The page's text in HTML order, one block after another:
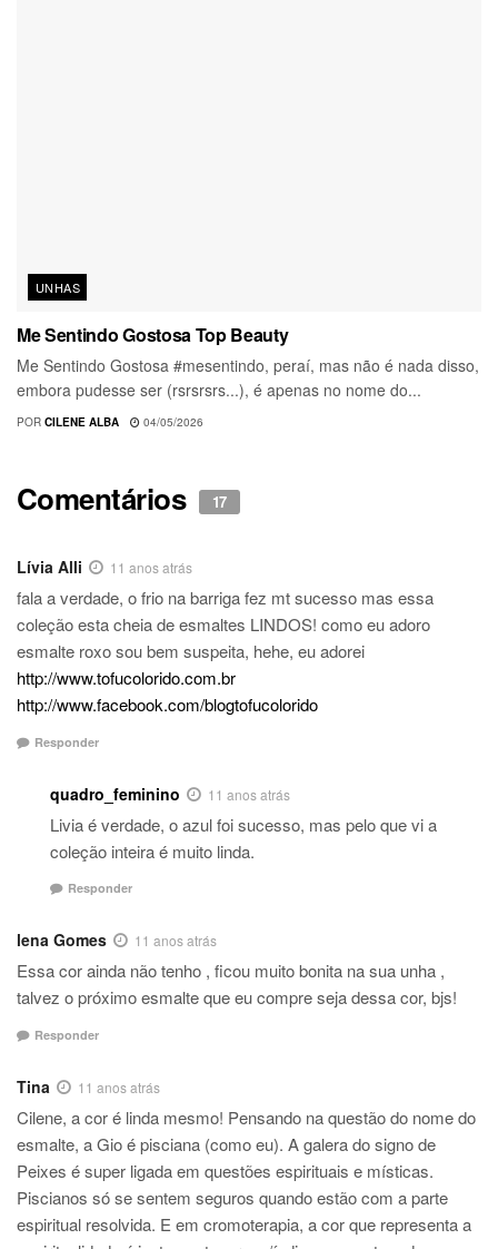
UNHAS
Me Sentindo Gostosa Top Beauty
Me Sentindo Gostosa #mesentindo, peraí, mas não é nada disso,
embora pudesse ser (rsrsrsrs...), é apenas no nome do...
POR CILENE ALBA 04/05/2026
Comentários 17
Lívia Alli 11 anos atrás
fala a verdade, o frio na barriga fez mt sucesso mas essa
coleção esta cheia de esmaltes LINDOS! como eu adoro
esmalte roxo sou bem suspeita, hehe, eu adorei
http://www.tofucolorido.com.br
http://www.facebook.com/blogtofucolorido
Responder
quadro_feminino 11 anos atrás
Livia é verdade, o azul foi sucesso, mas pelo que vi a
coleção inteira é muito linda.
Responder
lena Gomes 11 anos atrás
Essa cor ainda não tenho , ficou muito bonita na sua unha ,
talvez o próximo esmalte que eu compre seja dessa cor, bjs!
Responder
Tina 11 anos atrás
Cilene, a cor é linda mesmo! Pensando na questão do nome do
esmalte, a Gio é pisciana (como eu). A galera do signo de
Peixes é super ligada em questões espirituais e místicas.
Piscianos só se sentem seguros quando estão com a parte
espiritual resolvida. E em cromoterapia, a cor que representa a